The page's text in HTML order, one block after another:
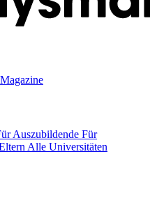
Magazine
Auszubildende Für
Alle Universitäten